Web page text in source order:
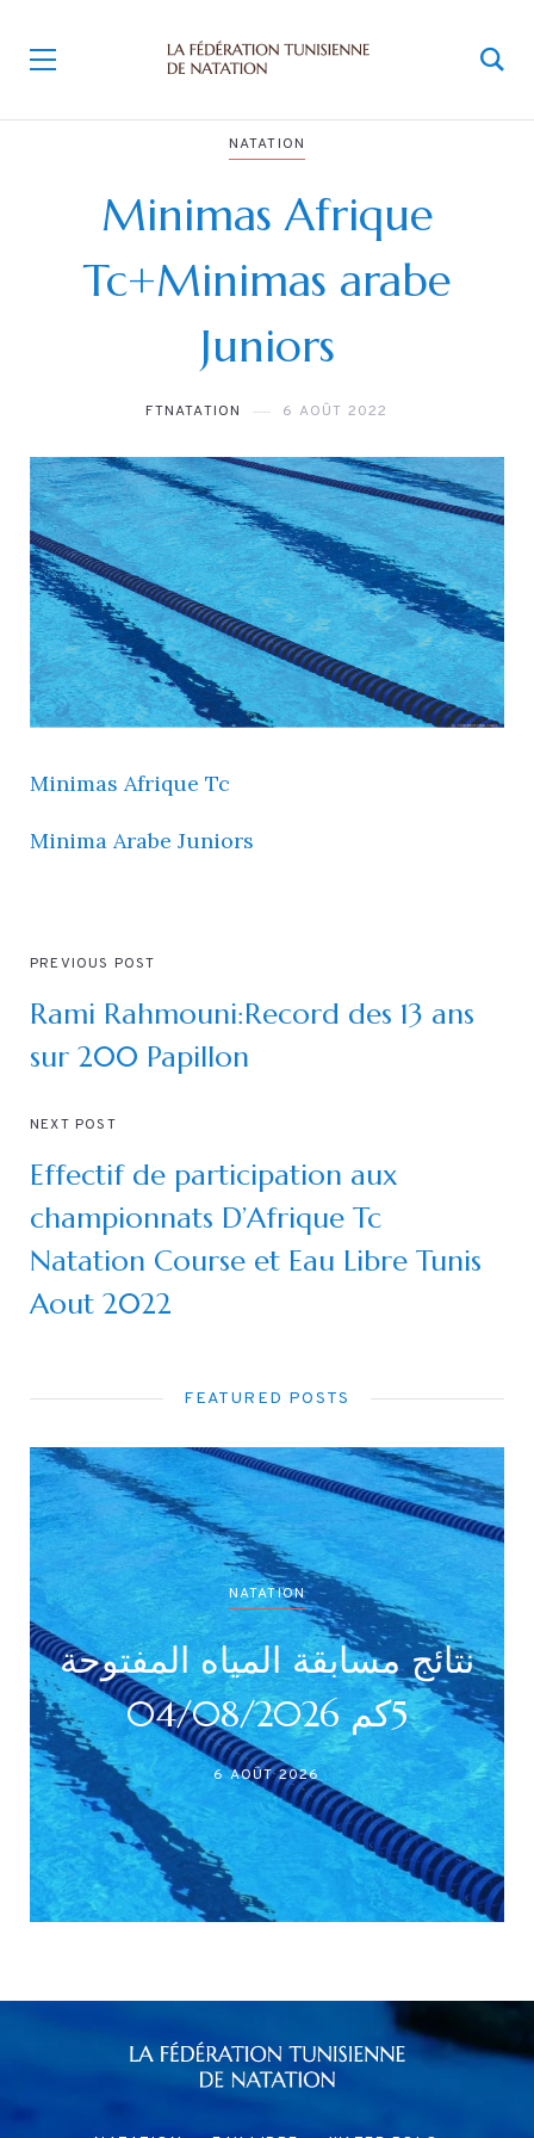
NATATION
Minimas Afrique
Tc+Minimas arabe
Juniors
FTNATATION 6 AOÛT 2022
Minimas Afrique Tc
Minima Arabe Juniors
PREVIOUS POST
Rami Rahmouni:Record des 13 ans
sur 200 Papillon
NEXT POST
Effectif de participation aux
championnats D’Afrique Tc
Natation Course et Eau Libre Tunis
Aout 2022
FEATURED POSTS
NATATION
نتائج بطولة جميع الأصناف
(أداني /أصاغر/أواسط /
أكابر)
27 JUILLET 2026